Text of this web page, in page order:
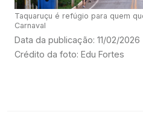
Taquaruçu é refúgio para quem
Carnaval
Data da publicação: 11/02/2026
Crédito da foto: Edu Fortes